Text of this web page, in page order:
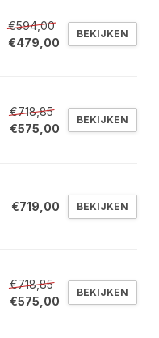
€594,00
€479,00
BEKIJKEN
€718,85
€575,00
BEKIJKEN
€719,00 BEKIJKEN
€718,85
€575,00
BEKIJKEN